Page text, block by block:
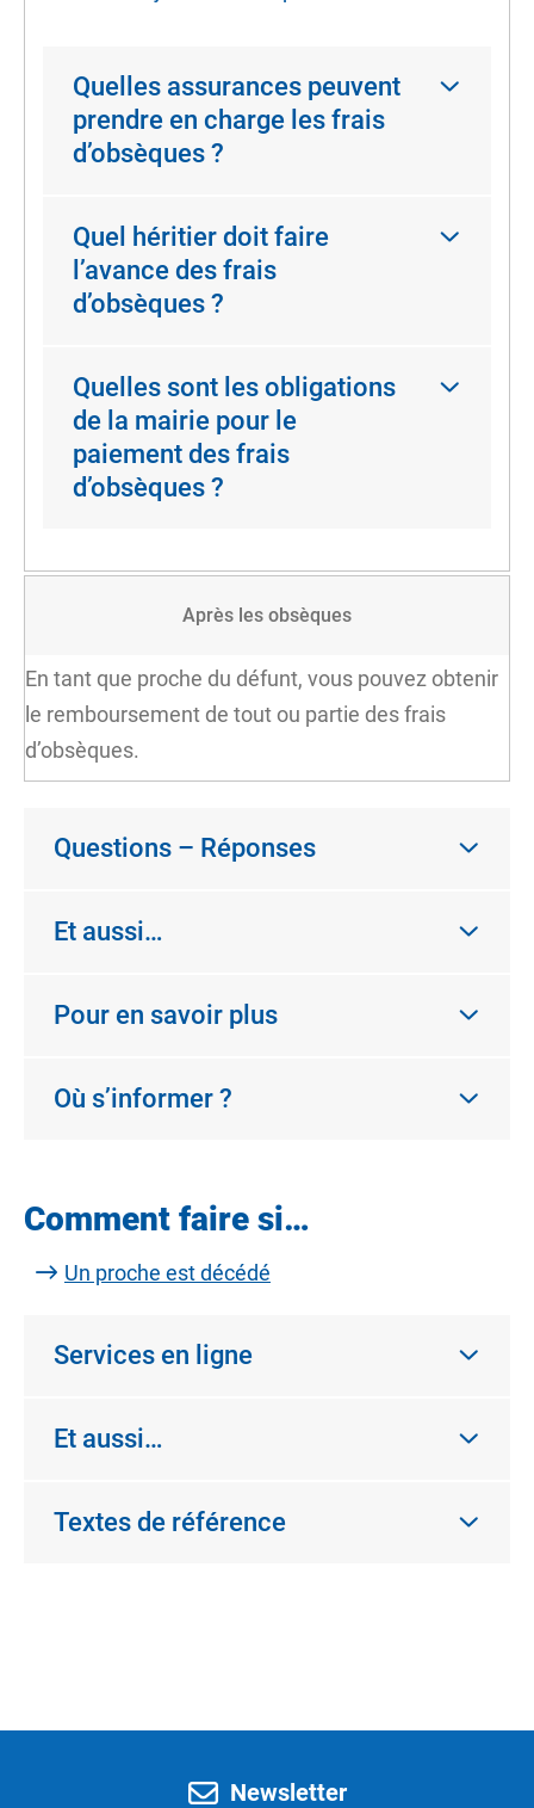
Quelles assurances peuvent
prendre en charge les frais
d’obsèques ?
Quel héritier doit faire
l’avance des frais
d’obsèques ?
Quelles sont les obligations
de la mairie pour le
paiement des frais
d’obsèques ?
Après les obsèques
En tant que proche du défunt, vous pouvez obtenir
le remboursement de tout ou partie des frais
d’obsèques.
Questions – Réponses
Et aussi…
Pour en savoir plus
Où s’informer ?
Comment faire si…
Un proche est décédé
Services en ligne
Et aussi…
Textes de référence
Newsletter